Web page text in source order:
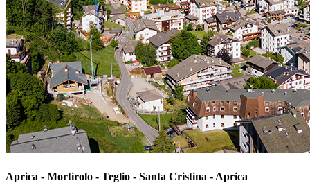
Aprica - Mortirolo - Teglio - Santa Cristina - Aprica